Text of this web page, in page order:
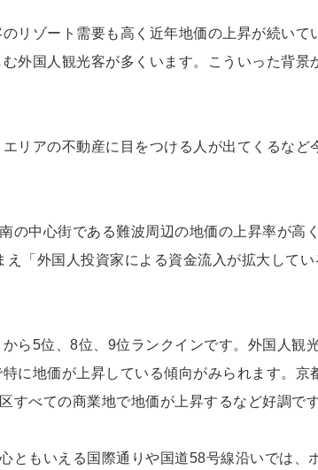
リゾート需要も高く近年地価の上昇が続いて
外国人観光客が多くいます。こういった背景
リアの不動産に目をつける人が出てくるなど
の中心街である難波周辺の地価の上昇率が高
「外国人投資家による資金流入が拡大してい
ら5位、8位、9位ランクインです。外国人観
に地価が上昇している傾向がみられます。京
べての商業地で地価が上昇するなど好調です
ともいえる国際通りや国道58号線沿いでは、